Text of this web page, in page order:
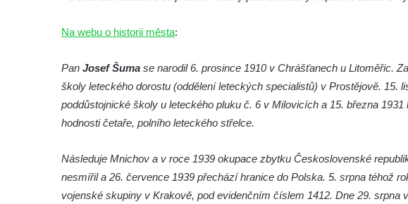
u kostela svatého Václava ve Velešíně
pomníku obětem válek na náměstí J. V.
Kamarýta ve Velešíně
Pomník obětem 1. a 2. světové války na
Pomník obětem 1. a 2. světové války v
Římově
Hrob Petera Korgera a Petra Štindla na
Na webu o historii města:
Pan Josef Šuma se narodil 6. prosince 1910 v Chrášťanech u Litoměřic.
školy leteckého dorostu (oddělení leteckých specialistů) v Prostějově. 15.
poddůstojnické školy u leteckého pluku č. 6 v Milovicích a 15. března
hodnosti četaře, polního leteckého střelce.
Následuje Mnichov a v roce 1939 okupace zbytku Československé
nesmířil a 26. července 1939 přechází hranice do Polska. 5. srpna téhož
vojenské skupiny v Krakově, pod evidenčním číslem 1412. Dne 29. srpna